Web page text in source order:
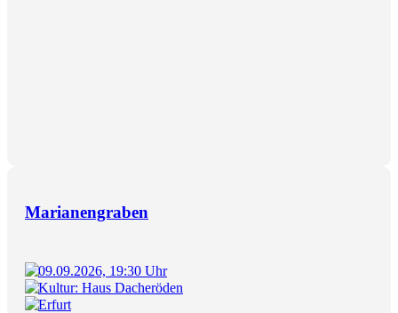
Marianengraben
09.09.2026, 19:30 Uhr
Kultur: Haus Dacheröden
Erfurt